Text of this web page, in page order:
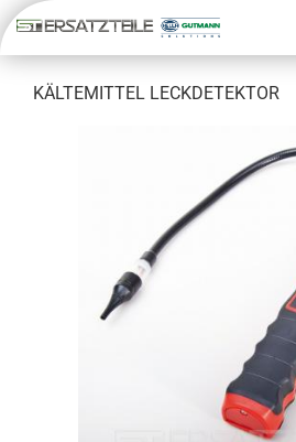
KÄL­TE­MIT­TEL LECK­DE­TEK­TOR